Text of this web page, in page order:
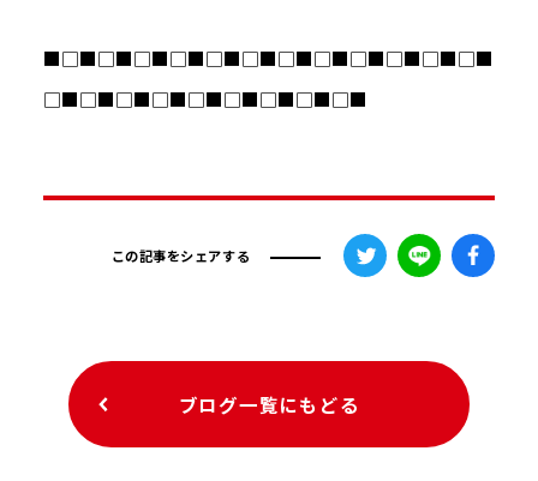
■□■□■□■□■□■□■□■□■□■□■□■□■
□■□■□■□■□■□■□■□■□■
この記事をシェアする
ブログ一覧にもどる